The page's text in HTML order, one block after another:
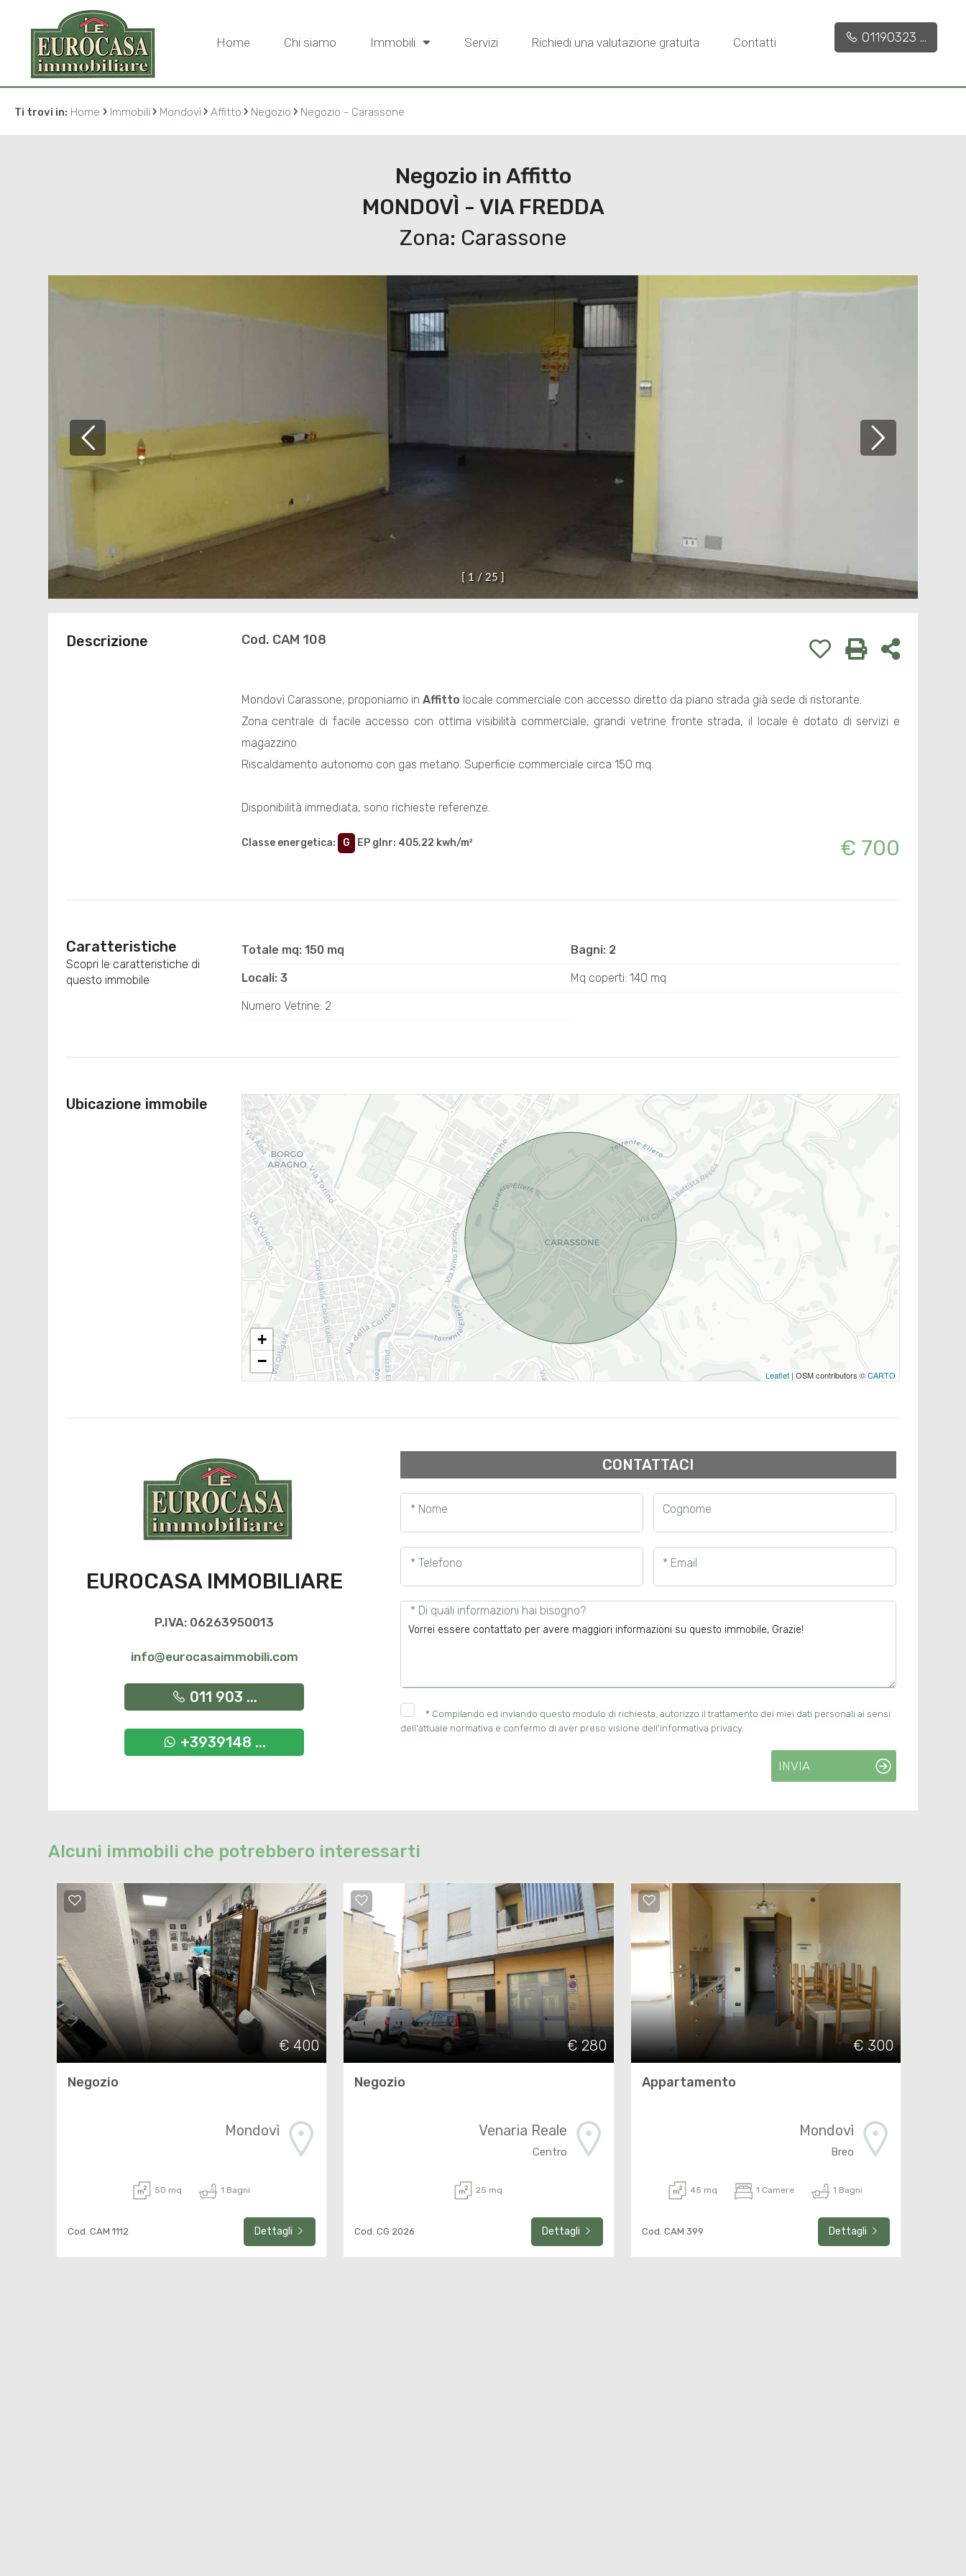
Home Chi siamo Immobili Servizi Richiedi una valutazione gratuita Contatti 01190323 ...
Ti trovi in: Home › Immobili › Mondovì › Affitto › Negozio › Negozio - Carassone
Negozio in Affitto
MONDOVÌ - VIA FREDDA
Zona: Carassone
1 / 25
Descrizione Cod. CAM 108
Mondovì Carassone, proponiamo in Affitto locale commerciale con accesso diretto da piano strada già sede di ristorante.
Zona centrale di facile accesso con ottima visibilità commerciale, grandi vetrine fronte strada, il locale è dotato di servizi e
magazzino.
Riscaldamento autonomo con gas metano. Superficie commerciale circa 150 mq.
Disponibilità immediata, sono richieste referenze.
Classe energetica: G EP glnr: 405.22 kwh/m² € 700
Caratteristiche
Scopri le caratteristiche di
questo immobile
Totale mq: 150 mq Bagni: 2
Locali: 3 Mq coperti: 140 mq
Numero Vetrine: 2
Ubicazione immobile
+
−
Leaflet| OSM contributors ©CARTO
EUROCASA IMMOBILIARE
P.IVA: 06263950013
info@eurocasaimmobili.com
011 903 ...
+3939148 ...
CONTATTACI
* Nome Cognome
* Telefono * Email
* Di quali informazioni hai bisogno?
* Compilando ed inviando questo modulo di richiesta, autorizzo il trattamento dei miei dati personali ai sensi
dell'attuale normativa e confermo di aver preso visione dell'informativa privacy.
INVIA
Alcuni immobili che potrebbero interessarti
€ 400
Negozio
Mondovì
50 mq 1 Bagni
Cod. CAM 1112 Dettagli
€ 280
Negozio
Venaria Reale
Centro
25 mq
Cod. CG 2026 Dettagli
€ 300
Appartamento
Mondovì
Breo
45 mq 1 Camere 1 Bagni
Cod. CAM 399 Dettagli